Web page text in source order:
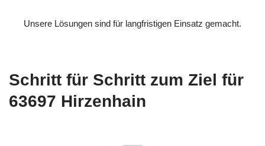
Unsere Lösungen sind für langfristigen Einsatz gemacht.
Schritt für Schritt zum Ziel für
63697 Hirzenhain